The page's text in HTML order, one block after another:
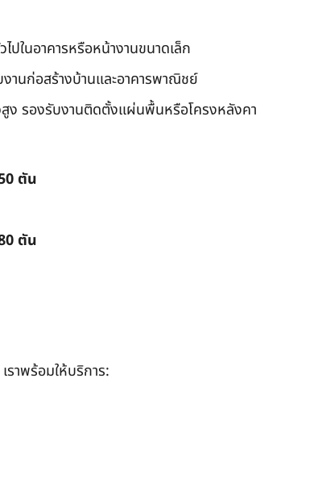
ปในอาคารหรือหน้างานขนาดเล็ก
านก่อสร้างบ้านและอาคารพาณิชย์
ง รองรับงานติดตั้งแผ่นพื้นหรือโครงหลังคา
ตัน
ตัน
าพร้อมให้บริการ: